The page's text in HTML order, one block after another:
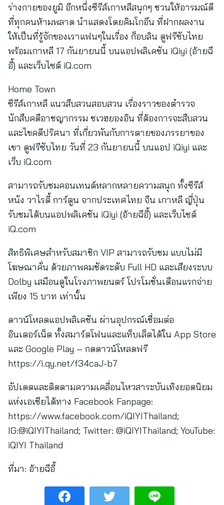
ร่างกายของยูมิ อีกหนึ่งซีรีส์เกาหลีสนุกๆ ชวนให้อารมณ์ดี
ที่ทุกคนห้ามพลาด นำแสดงโดยคิมโกอึน ที่ฝากผลงาน
ให้เป็นที่รู้จักของเราแฟนๆในเรื่อง ก็อบลิน ดูฟรีซับไทย
พร้อมเกาหลี 17 กันยายนนี้ บนแอปพลิเคชัน iQiyi (อ้ายฉี
อี้) และเว็บไซต์ iQ.com
Home Town
ซีรีส์เกาหลี แนวสืบสวนสอบสวน เรื่องราวของตำรวจ
นักสืบคดีอาชญากรรม ชเวฮยองอิน ที่ต้องการจะสืบสวน
และไขคดีปริศนา ที่เกี่ยวพันกับการตายของภรรยาของ
เขา ดูฟรีซับไทย วันที่ 23 กันยายนนี้ บนแอป iQiyi และ
เว็บ iQ.com
สามารถรับชมคอนเทนต์หลากหลายความสนุก ทั้งซีรีส์
หนัง วาไรตี้ การ์ตูน จากประเทศไทย จีน เกาหลี ญี่ปุ่น
รับชมได้บนแอปพลิเคชัน iQiyi (อ้ายฉีอี้) และเว็บไซต์
iQ.com
สิทธิพิเศษสำหรับสมาชิก VIP สามารถรับชม แบบไม่มี
โฆษณาคั่น ด้วยภาพคมชัดระดับ Full HD และเสียงระบบ
Dolby เสมือนดูในโรงภาพยนตร์ โปรโมชั่นเดือนแรกจ่าย
เพียง 15 บาท เท่านั้น
ดาวน์โหลดแอปพลิเคชัน ผ่านอุปกรณ์เชื่อมต่อ
อินเตอร์เน็ต ทั้งสมาร์ตโฟนและแท็บเล็ตได้ใน App Store
และ Google Play – กดดาวน์โหลดฟรี
https://i.qy.net/f34caJ-b7
อัปเดตและติดตามความเคลื่อนไหวสาระบันเทิงยอดนิยม
แห่งเอเชียได้ทาง Facebook Fanpage:
https://www.facebook.com/iQIYIThailand;
IG:@iQIYIThailand; Twitter: @iQIYIThailand; YouTube:
iQIYI Thailand
ที่มา: อ้ายฉีอี้